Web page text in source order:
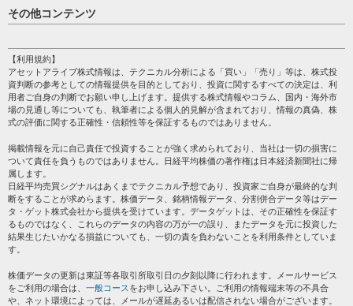
日経平均
売買シグナル
株テーマ情報
海外市況
投資カレンダー
格付け情報
その他コンテンツ
個人情報保護方針
プライバシーポリシー
会社案内
サイトマップ
過去データ
【利用規約】
アセットアライブ株式情報は、テクニカル分析による「買い」「売り」等は、株式投
資判断の参考としての情報提供を目的としており、投資に関するすべての決定は、利
用者ご自身の判断でお願い申し上げます。提供する株式情報やコラム、国内・海外市
場の見通し等についても、執筆者による個人的見解が含まれており、情報の真偽、株
式の評価に関する正確性・信頼性等を保証するものではありません。
掲載情報を元に自己責任で投資することが強く求められており、当社は一切の損害に
ついて責任を負うものではありません。日経平均株価の著作権は日本経済新聞社に帰
属します。
日経平均売買シグナルはあくまでテクニカル予想であり、投資家ご自身が最終的な判
断をすることが求めらます。株価データ、銘柄情報データ、分割併合データ等はデー
タ・ゲット株式会社から提供を受けています。データゲットは、その正確性を保証す
るものではなく、これらのデータの内容の万が一の誤り、またデータを元に投資した
結果生じたいかなる損益についても、一切の責を負わないことを利用条件としていま
す。
株価データの更新は東証等各取引所取引日の夕刻以降に行われます。メールサービス
をご利用の場合は、 一般コース をお申し込み下さい。ご利用の情報端末等の不具合
や、ネット環境によっては、メールが遅延あるいは配信されない場合がございます。